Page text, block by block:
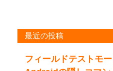
最近の投稿
フィールドテストモ